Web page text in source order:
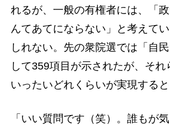
れるが、一般の有権者には、「
んてあてにならない」と考えて
しれない。先の衆院選では「自
して359項目が示されたが、それ
いったいどれくらいが実現すると
「いい質問です（笑）。誰もが